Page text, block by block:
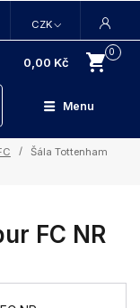
Menu
CZK
0
0,00 Kč
Šála Tottenham
FC NR